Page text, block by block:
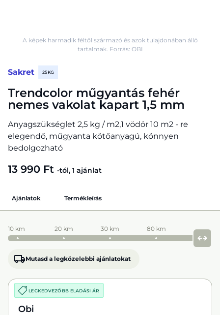
Sakret 25 KG
Trendcolor műgyantás fehér
nemes vakolat kapart 1,5 mm
Anyagszükséglet 2,5 kg / m2,1 vödör 10 m2 - re
elegendő, műgyanta kötőanyagú, könnyen
bedolgozható
13 990 Ft -tól, 1 ajánlat
A képek harmadik féltől származó és azok tulajdonában álló
tartalmak. Forrás: OBI
Ajánlatok Termékleírás
10 km 20 km 30 km 80 km
Mutasd a legközelebbi ajánlatokat
LEGKEDVEZŐBB ELADÁSI ÁR
Obi